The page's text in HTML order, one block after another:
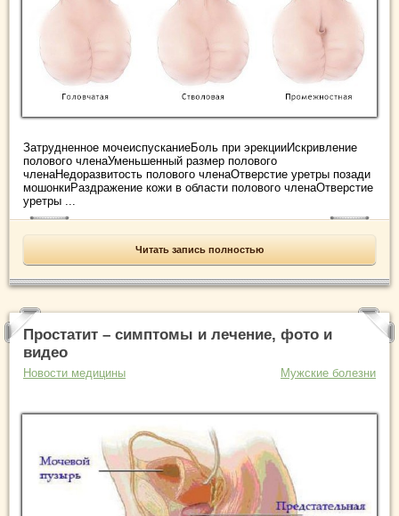
Затрудненное мочеиспусканиеБоль при эрекцииИскривление
полового членаУменьшенный размер полового
членаНедоразвитость полового членаОтверстие уретры позади
мошонкиРаздражение кожи в области полового членаОтверстие
уретры ...
Читать запись полностью
Простатит – симптомы и лечение, фото и
видео
Новости медицины Мужские болезни